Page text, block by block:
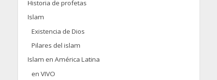
Historia de profetas
Islam
Existencia de Dios
Pilares del islam
Islam en América Latina
en VIVO